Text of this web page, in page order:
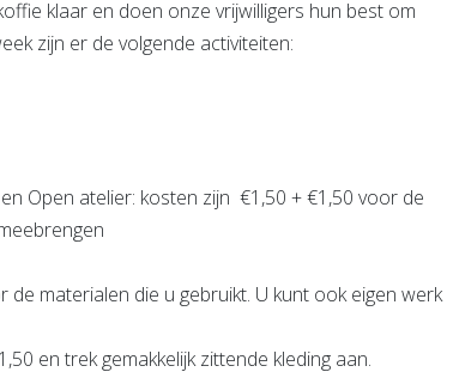
klaar en doen onze vrijwilligers hun best om
zijn er de volgende activiteiten:
Open atelier: kosten zijn €1,50 + €1,50 voor de
materialen die u gebruikt. U kunt ook eigen werk
en trek gemakkelijk zittende kleding aan.